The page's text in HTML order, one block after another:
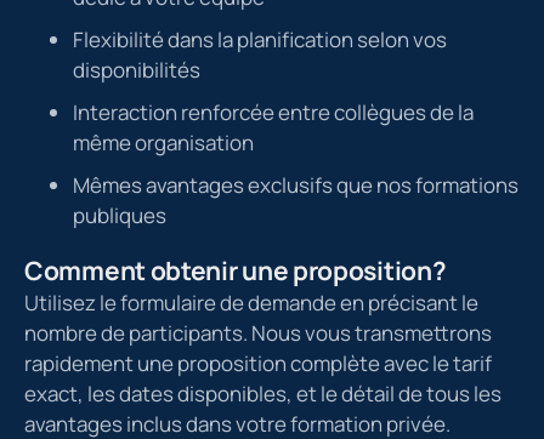
Flexibilité dans la planification selon vos
disponibilités
Interaction renforcée entre collègues de la
même organisation
Mêmes avantages exclusifs que nos formations
publiques
Comment obtenir une proposition?
Utilisez le formulaire de demande en précisant le
nombre de participants. Nous vous transmettrons
rapidement une proposition complète avec le tarif
exact, les dates disponibles, et le détail de tous les
avantages inclus dans votre formation privée.